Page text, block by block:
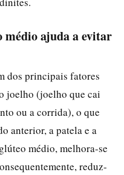
ajuda a evitar
dos principais fatores
joelho (joelho que cai
ou a corrida), o que
anterior, a patela e a
médio, melhora-se
reduz-